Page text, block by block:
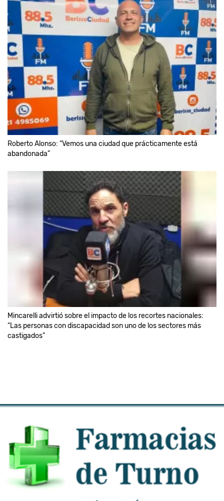
Roberto Alonso: “Vemos una ciudad que prácticamente está
abandonada”
Mincarelli advirtió sobre el impacto de los recortes nacionales:
“Las personas con discapacidad son uno de los sectores más
castigados”